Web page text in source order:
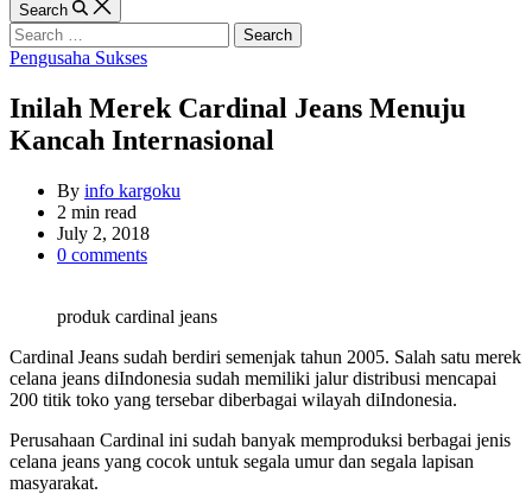
Search
Search
for:
Categories
Pengusaha Sukses
Inilah Merek Cardinal Jeans Menuju
Kancah Internasional
By info kargoku
Estimated
read
time
2 min read
July 2, 2018
0 comments
produk cardinal jeans
Cardinal Jeans sudah berdiri semenjak tahun 2005. Salah satu merek
celana jeans diIndonesia sudah memiliki jalur distribusi mencapai
200 titik toko yang tersebar diberbagai wilayah diIndonesia.
Perusahaan Cardinal ini sudah banyak memproduksi berbagai jenis
celana jeans yang cocok untuk segala umur dan segala lapisan
masyarakat.